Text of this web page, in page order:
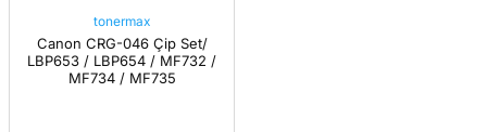
tonermax
Canon CRG-046 Çip Set/
LBP653 / LBP654 / MF732 /
MF734 / MF735